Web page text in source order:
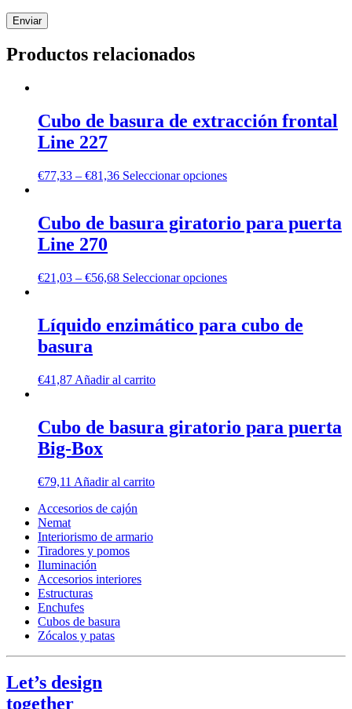
Productos relacionados
Cubo de basura de extracción frontal
Line 227
€77,33 – €81,36 Seleccionar opciones
Cubo de basura giratorio para puerta
Line 270
€21,03 – €56,68 Seleccionar opciones
Líquido enzimático para cubo de
basura
€41,87 Añadir al carrito
Cubo de basura giratorio para puerta
Big-Box
€79,11 Añadir al carrito
Accesorios de cajón
Nemat
Interiorismo de armario
Tiradores y pomos
Iluminación
Accesorios interiores
Estructuras
Enchufes
Cubos de basura
Zócalos y patas
Let’s design
together